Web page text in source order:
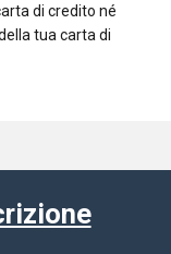
di credito né
tua carta di